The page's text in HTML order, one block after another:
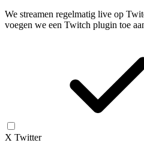
We streamen regelmatig live op
voegen we een Twitch plugin toe
X Twitter